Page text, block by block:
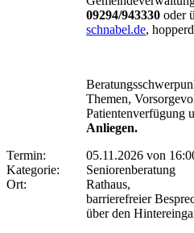
09294/943330 oder
schnabel.de,
Themen,
Patientenverfügung
Anliegen.
Termin:
05.11.2026 von
Kategorie:
Seniorenberatung
Ort:
Rathaus,
barrierefreier
über den